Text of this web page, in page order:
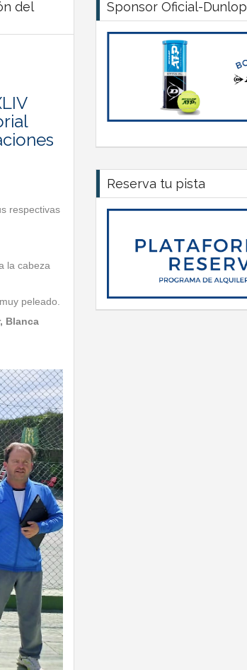
del
respectivas
la cabeza
muy peleado.
Blanca
Sponsor Oficial-Dunlop
Reserva tu pista